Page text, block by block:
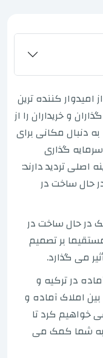
امیدوار کننده ترین
و خریداران را از
دنبال مکانی برای
گذاری
اصلی تردید دارند:
حال ساخت در
در حال ساخت در
بر تصمیم
می گذارد.
در ترکیه و
املاک آماده و
خواهیم کرد تا
به شما کمک می